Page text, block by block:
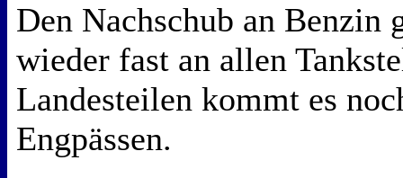
Den Nachschub an Benzin
wieder fast an allen
Landesteilen kommt es
Engpässen.